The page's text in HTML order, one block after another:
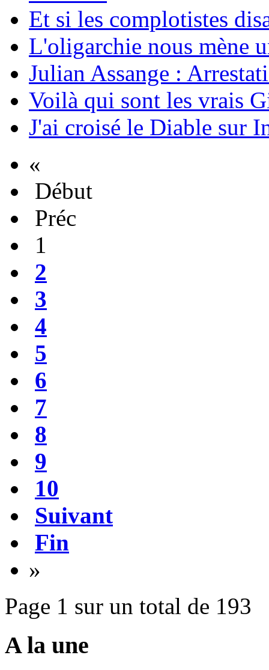
Et si les complotistes
L'oligarchie nous mène
Julian Assange :
Voilà qui sont les vrais
J'ai croisé le Diable sur
«
Début
Préc
1
2
3
4
5
6
7
8
9
10
Suivant
Fin
»
Page 1 sur un total de 193
A la une